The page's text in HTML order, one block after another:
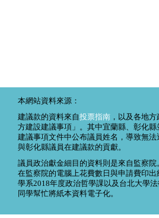
本網站資料來源：
建議款的資料來自投票指南 ，以及各地
方建設建議事項」。其中宜蘭縣、彰化
建議事項文件中公布議員姓名，導致無
與彰化縣議員在建議款的貢獻。
議員政治獻金細目的資料則是來自監察
在監察院的電腦上花費數日與申請費印
學系2018年度政治哲學課以及台北大學
同學幫忙將紙本資料電子化。